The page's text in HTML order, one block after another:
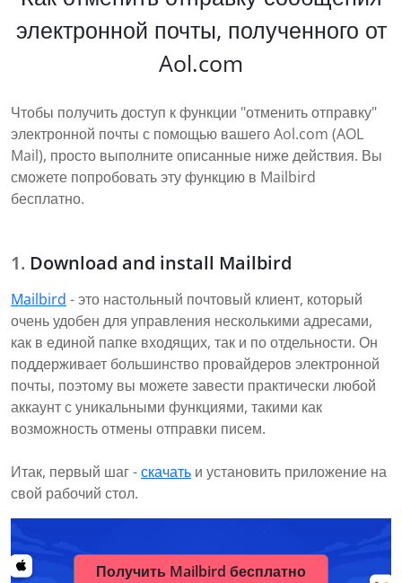
электронной почты, полученного от
Aol.com
Чтобы получить доступ к функции "отменить отправку"
электронной почты с помощью вашего Aol.com (AOL
Mail), просто выполните описанные ниже действия. Вы
сможете попробовать эту функцию в Mailbird
бесплатно.
Download and install Mailbird
Mailbird - это настольный почтовый клиент, который
очень удобен для управления несколькими адресами,
как в единой папке входящих, так и по отдельности. Он
поддерживает большинство провайдеров электронной
почты, поэтому вы можете завести практически любой
аккаунт с уникальными функциями, такими как
возможность отмены отправки писем.
Итак, первый шаг -скачать и установить приложение на
свой рабочий стол.
Получить Mailbird бесплатно